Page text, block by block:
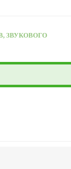
ЗВУКОВОГО